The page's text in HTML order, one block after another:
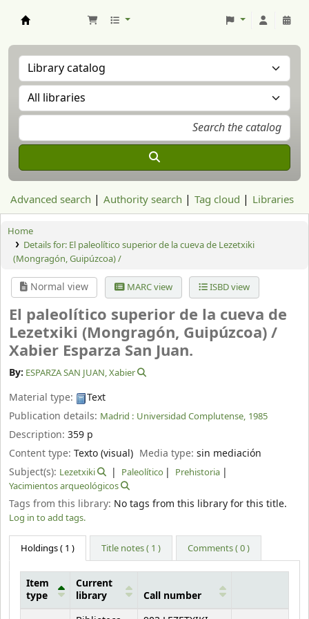
Advanced search Authority search Tag cloud Libraries
Home
Details for: El paleolítico superior de la cueva de Lezetxiki
(Mongragón, Guipúzcoa) /
Normal view MARC view ISBD view
El paleolítico superior de la cueva de
Lezetxiki (Mongragón, Guipúzcoa) /
Xabier Esparza San Juan.
By: ESPARZA SAN JUAN, Xabier
Material type:
Text
Publication details: Madrid : Universidad Complutense, 1985
Description: 359 p
Content type: Texto (visual) Media type:sin mediación
Subject(s): Lezetxiki Paleolítico
Prehistoria
Yacimientos arqueológicos
Tags from this library: No tags from this library for this title.
Log in to add tags.
Holdings( 1 ) Title notes ( 1 ) Comments ( 0 )
Item
type
Current
library
Call number